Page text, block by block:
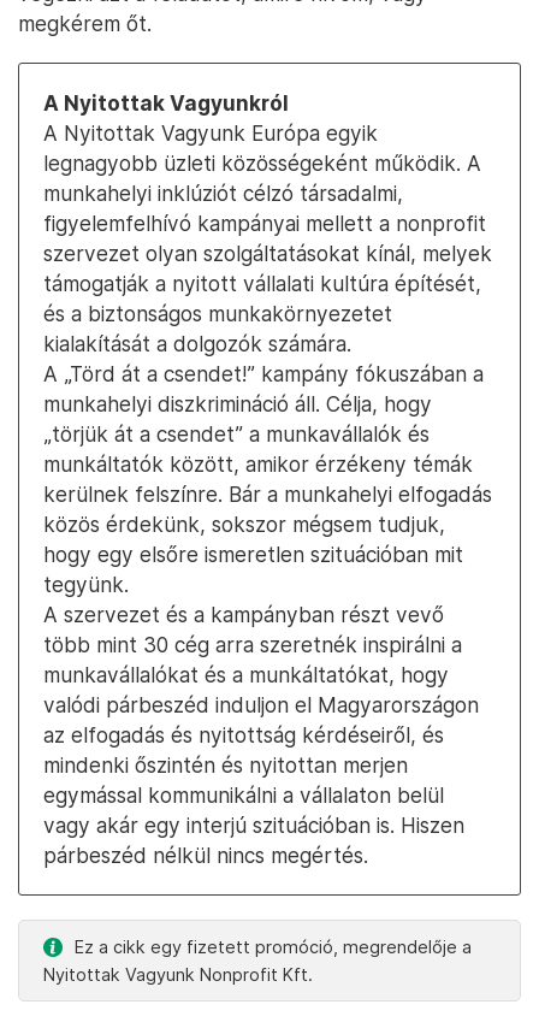
megkérem őt.
A Nyitottak Vagyunkról
A Nyitottak Vagyunk Európa egyik
legnagyobb üzleti közösségeként működik. A
munkahelyi inklúziót célzó társadalmi,
figyelemfelhívó kampányai mellett a nonprofit
szervezet olyan szolgáltatásokat kínál, melyek
támogatják a nyitott vállalati kultúra építését,
és a biztonságos munkakörnyezetet
kialakítását a dolgozók számára.
A „Törd át a csendet!” kampány fókuszában a
munkahelyi diszkrimináció áll. Célja, hogy
„törjük át a csendet” a munkavállalók és
munkáltatók között, amikor érzékeny témák
kerülnek felszínre. Bár a munkahelyi elfogadás
közös érdekünk, sokszor mégsem tudjuk,
hogy egy elsőre ismeretlen szituációban mit
tegyünk.
A szervezet és a kampányban részt vevő
több mint 30 cég arra szeretnék inspirálni a
munkavállalókat és a munkáltatókat, hogy
valódi párbeszéd induljon el Magyarországon
az elfogadás és nyitottság kérdéseiről, és
mindenki őszintén és nyitottan merjen
egymással kommunikálni a vállalaton belül
vagy akár egy interjú szituációban is. Hiszen
párbeszéd nélkül nincs megértés.
Ez a cikk egy fizetett promóció, megrendelője a
Nyitottak Vagyunk Nonprofit Kft.